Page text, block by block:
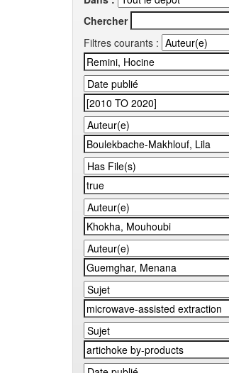
Chercher
Filtres courants :